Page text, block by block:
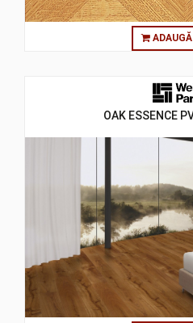
OAK ESSENCE